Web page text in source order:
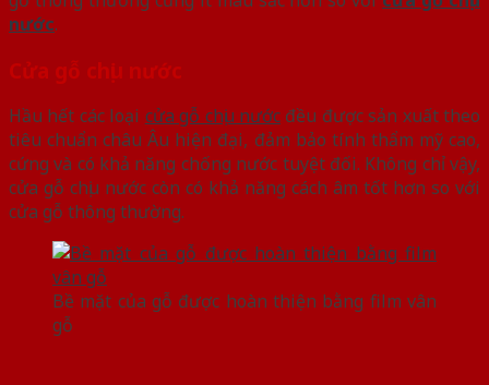
nước.
Cửa gỗ chịu nước
Hầu hết các loại cửa gỗ chịu nướcđều được sản xuất theo
tiêu chuẩn châu Âu hiện đại, đảm bảo tính thẩm mỹ cao,
cứng và có khả năng chống nước tuyệt đối. Không chỉ vậy,
cửa gỗ chịu nước còn có khả năng cách âm tốt hơn so với
cửa gỗ thông thường.
Bề mặt của gỗ được hoàn thiện bằng film vân
gỗ